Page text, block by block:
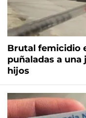
Brutal femicidio
puñaladas a
hijos